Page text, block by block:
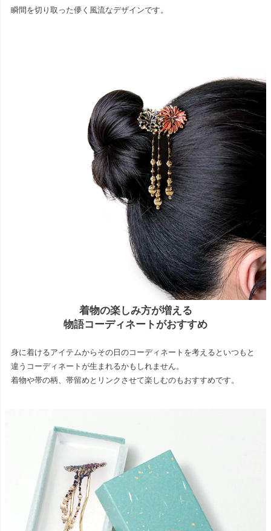
瞬間を切り取った儚く風流なデザインです。
着物の楽しみ方が増える
物語コーディネートがおすすめ
身に着けるアイテムからその日のコーディネートを考えるといつもと
違うコーディネートが生まれるかもしれません。
着物や帯の柄、帯留めとリンクさせて楽しむのもおすすめです。